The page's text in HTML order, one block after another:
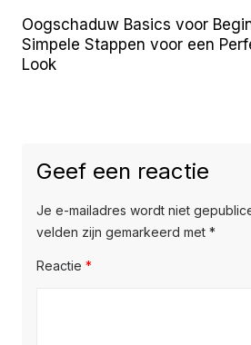
Oogschaduw Basics voor
Simpele Stappen voor een
Look
Geef een reactie
Je e-mailadres wordt niet
velden zijn gemarkeerd met *
Reactie *